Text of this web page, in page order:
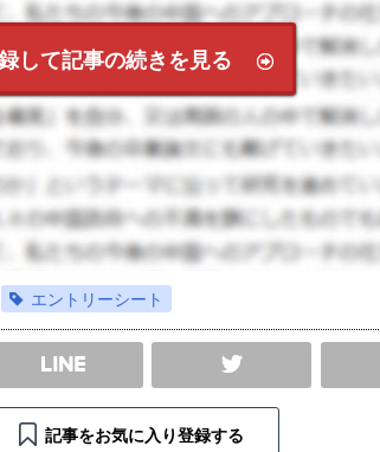
して記事の続きを見る
エントリーシート
SHARE
記事をお気に入り登録する